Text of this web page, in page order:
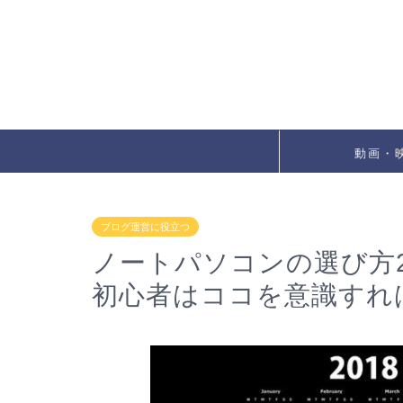
動画・
ブログ運営に役立つ
ノートパソコンの選び
初心者はココを意識すれ